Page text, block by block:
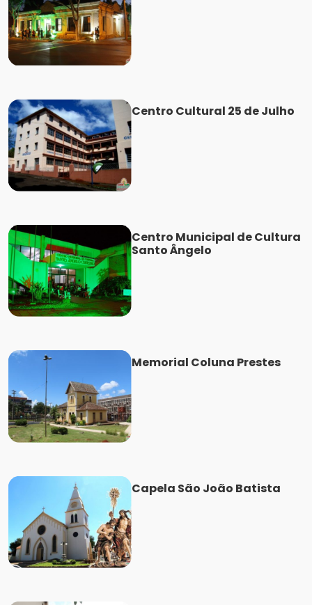
Centro Cultural 25 de Julho
Centro Municipal de Cultura
Santo Ângelo
Memorial Coluna Prestes
Capela São João Batista